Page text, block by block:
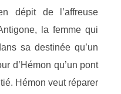
dépit de l’affreuse
la femme qui
sa destinée qu’un
d’Hémon qu’un pont
Hémon veut réparer